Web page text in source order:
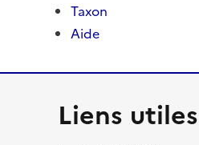
Taxon
Aide
Liens utiles